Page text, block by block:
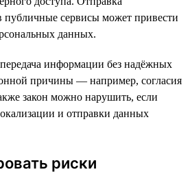
сервисы может привести
данных.
передача информации без надёжных
причины — например, согласия
закон можно нарушить, если
и отправки данных
риски